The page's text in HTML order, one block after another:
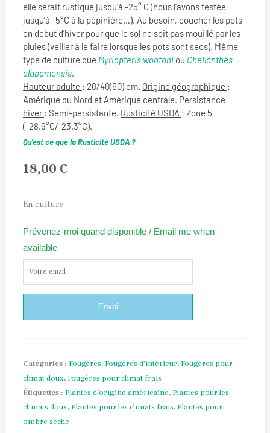
elle serait rustique jusqu’à -25° C (nous l’avons testée
jusqu’à -5°C à la pépinière…). Au besoin, coucher les pots
en début d’hiver pour que le sol ne soit pas mouillé par les
pluies (veiller à le faire lorsque les pots sont secs). Même
type de culture que Myriopteris wootoniou Cheilanthes
alabamensis.
Hauteur adulte : 20/40(60) cm. Origine géographique :
Amérique du Nord et Amérique centrale. Persistance
hiver : Semi-persistante. Rusticité USDA : Zone 5
(-28.9°C/-23.3°C).
Qu’est ce que la Rusticité USDA ?
18,00 €
En culture
Prévenez-moi quand disponible / Email me when
available
Envoi
Catégories : Fougères, Fougères d'intérieur, Fougères pour
climat doux, Fougères pour climat frais
Étiquettes : Plantes d’origine américaine, Plantes pour les
climats doux, Plantes pour les climats frais, Plantes pour
ombre sèche